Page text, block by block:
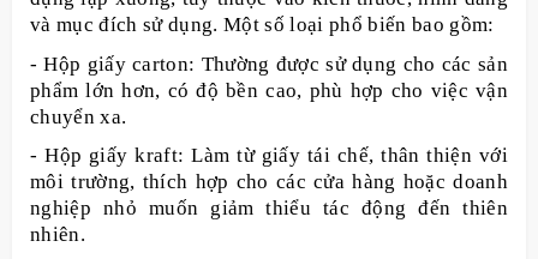
và mục đích sử dụng. Một số loại phổ biến bao gồm:
- Hộp giấy carton: Thường được sử dụng cho các sản
phẩm lớn hơn, có độ bền cao, phù hợp cho việc vận
chuyển xa.
- Hộp giấy kraft: Làm từ giấy tái chế, thân thiện với
môi trường, thích hợp cho các cửa hàng hoặc doanh
nghiệp nhỏ muốn giảm thiểu tác động đến thiên
nhiên.